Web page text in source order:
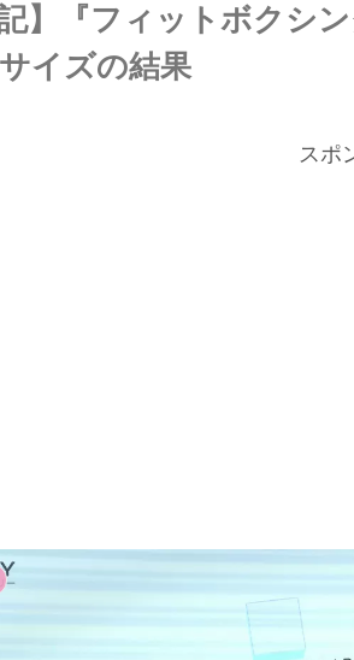
記】『フィットボクシ
イズの結果
スポ